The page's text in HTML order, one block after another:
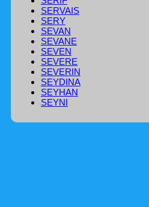
SERVAIS
SERY
SEVAN
SEVANE
SEVEN
SEVERE
SEVERIN
SEYDINA
SEYHAN
SEYNI